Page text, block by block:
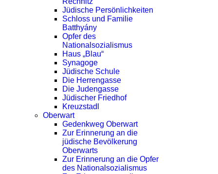
Jüdische Persönlichkeiten
Schloss und Familie
Batthyány
Opfer des
Nationalsozialismus
Haus „Blau“
Synagoge
Jüdische Schule
Die Herrengasse
Die Judengasse
Jüdischer Friedhof
Kreuzstadl
Oberwart
Gedenkweg Oberwart
Zur Erinnerung an die
jüdische Bevölkerung
Oberwarts
Zur Erinnerung an die Opfer
des Nationalsozialismus